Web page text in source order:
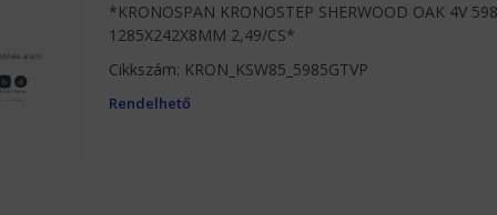
*KRONOSPAN KRONOSTEP SHERWOOD OAK 4V
1285X242X8MM 2,49/CS*
Cikkszám: KRON_KSW85_5985GTVP
Rendelhető